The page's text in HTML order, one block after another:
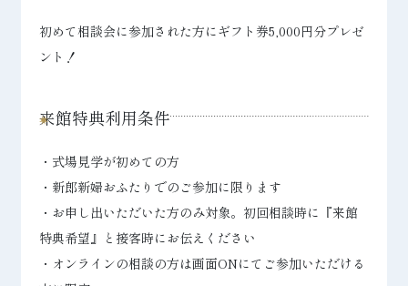
初めて相談会に参加された方にギフト券5,000円分プレゼ
ント！
来館特典利用条件
・式場見学が初めての方
・新郎新婦おふたりでのご参加に限ります
・お申し出いただいた方のみ対象。初回相談時に『来館
特典希望』と接客時にお伝えください
・オンラインの相談の方は画面ONにてご参加いただける